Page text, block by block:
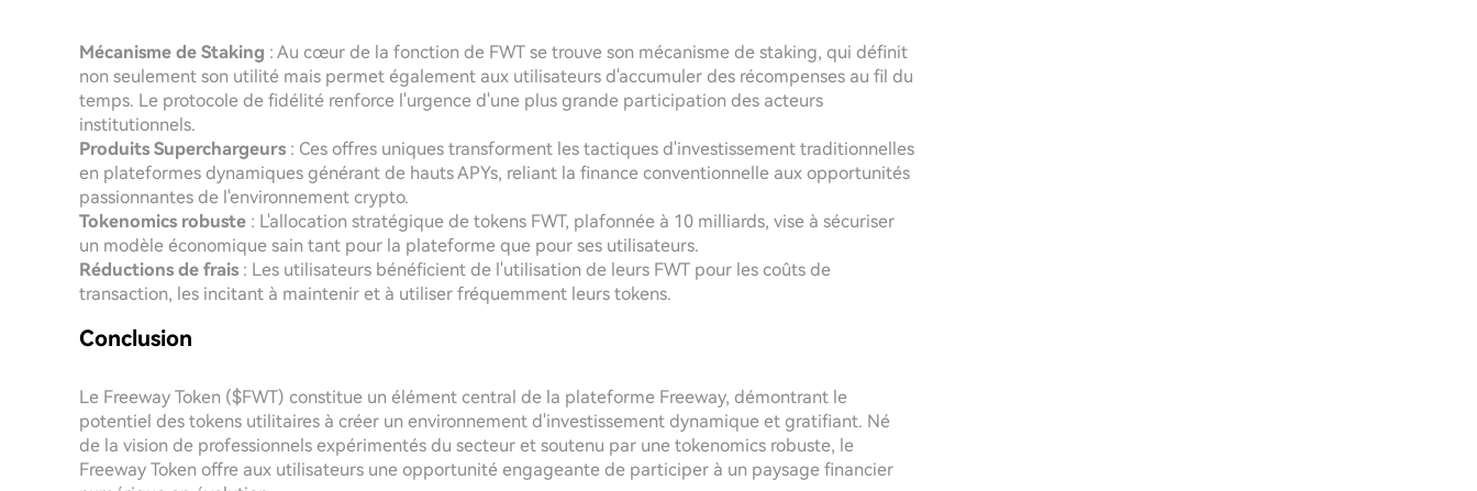
Mécanisme de Staking : Au cœur de la fonction de FWT se trouve son mécanisme de staking, qui définit
non seulement son utilité mais permet également aux utilisateurs d'accumuler des récompenses au fil du
temps. Le protocole de fidélité renforce l'urgence d'une plus grande participation des acteurs
institutionnels.
Produits Superchargeurs : Ces offres uniques transforment les tactiques d'investissement traditionnelles
en plateformes dynamiques générant de hauts APYs, reliant la finance conventionnelle aux opportunités
passionnantes de l'environnement crypto.
Tokenomics robuste : L'allocation stratégique de tokens FWT, plafonnée à 10 milliards, vise à sécuriser
un modèle économique sain tant pour la plateforme que pour ses utilisateurs.
Réductions de frais : Les utilisateurs bénéficient de l'utilisation de leurs FWT pour les coûts de
transaction, les incitant à maintenir et à utiliser fréquemment leurs tokens.
Conclusion
Le Freeway Token ($FWT) constitue un élément central de la plateforme Freeway, démontrant le
potentiel des tokens utilitaires à créer un environnement d'investissement dynamique et gratifiant. Né
de la vision de professionnels expérimentés du secteur et soutenu par une tokenomics robuste, le
Freeway Token offre aux utilisateurs une opportunité engageante de participer à un paysage financier